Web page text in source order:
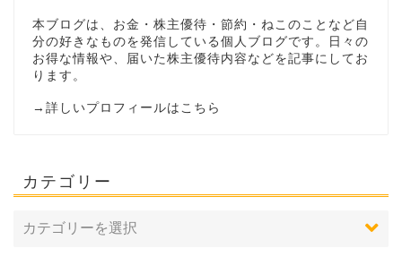
本ブログは、お金・株主優待・節約・ねこのことなど自
分の好きなものを発信している個人ブログです。日々の
お得な情報や、届いた株主優待内容などを記事にしてお
ります。
→ 詳しいプロフィールはこちら
カテゴリー